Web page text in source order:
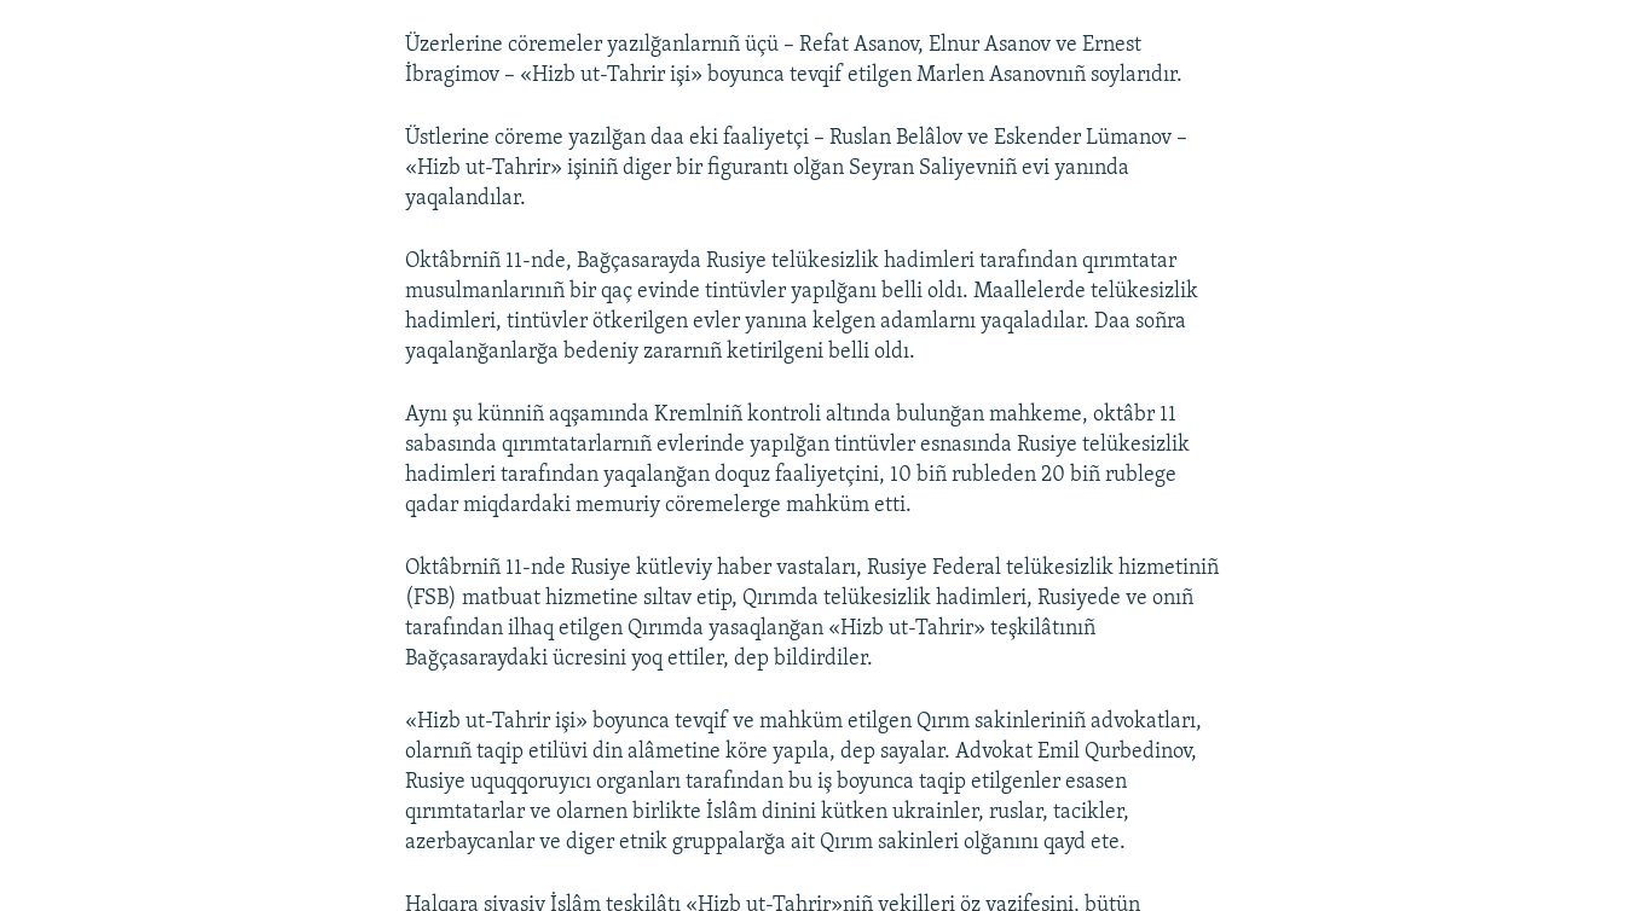
Üzerlerine cöremeler yazılğanlarnıñ üçü – Refat Asanov, Elnur Asanov ve Ernest
İbragimov – «Hizb ut-Tahrir işi» boyunca tevqif etilgen Marlen Asanovnıñ soylarıdır.
Üstlerine cöreme yazılğan daa eki faaliyetçi – Ruslan Belâlov ve Eskender Lümanov –
«Hizb ut-Tahrir» işiniñ diger bir figurantı olğan Seyran Saliyevniñ evi yanında
yaqalandılar.
Oktâbrniñ 11-nde, Bağçasarayda Rusiye telükesizlik hadimleri tarafından qırımtatar
musulmanlarınıñ bir qaç evinde tintüvler yapılğanı belli oldı. Maallelerde telükesizlik
hadimleri, tintüvler ötkerilgen evler yanına kelgen adamlarnı yaqaladılar. Daa soñra
yaqalanğanlarğa bedeniy zararnıñ ketirilgeni belli oldı.
Aynı şu künniñ aqşamında Kremlniñ kontroli altında bulunğan mahkeme, oktâbr 11
sabasında qırımtatarlarnıñ evlerinde yapılğan tintüvler esnasında Rusiye telükesizlik
hadimleri tarafından yaqalanğan doquz faaliyetçini, 10 biñ rubleden 20 biñ rublege
qadar miqdardaki memuriy cöremelerge mahküm etti.
Oktâbrniñ 11-nde Rusiye kütleviy haber vastaları, Rusiye Federal telükesizlik hizmetiniñ
(FSB) matbuat hizmetine sıltav etip, Qırımda telükesizlik hadimleri, Rusiyede ve onıñ
tarafından ilhaq etilgen Qırımda yasaqlanğan «Hizb ut-Tahrir» teşkilâtınıñ
Bağçasaraydaki ücresini yoq ettiler, dep bildirdiler.
«Hizb ut-Tahrir işi» boyunca tevqif ve mahküm etilgen Qırım sakinleriniñ advokatları,
olarnıñ taqip etilüvi din alâmetine köre yapıla, dep sayalar. Advokat Emil Qurbedinov,
Rusiye uquqqoruyıcı organları tarafından bu iş boyunca taqip etilgenler esasen
qırımtatarlar ve olarnen birlikte İslâm dinini kütken ukrainler, ruslar, tacikler,
azerbaycanlar ve diger etnik gruppalarğa ait Qırım sakinleri olğanını qayd ete.
Halqara siyasiy İslâm teşkilâtı «Hizb ut-Tahrir»niñ vekilleri öz vazifesini, bütün